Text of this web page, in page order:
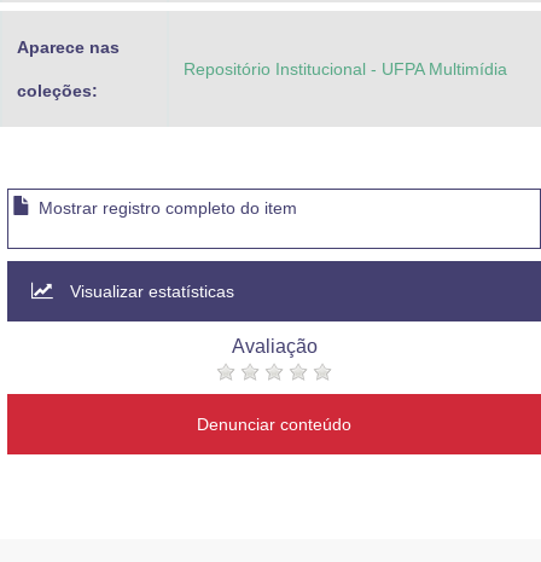
Aparece nas
coleções:
Repositório Institucional - UFPA Multimídia
Mostrar registro completo do item
Visualizar estatísticas
Avaliação
Denunciar conteúdo